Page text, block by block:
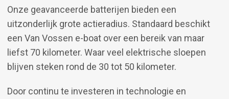
Onze geavanceerde batterijen bieden een
uitzonderlijk grote actieradius. Standaard beschikt
een Van Vossen e-boat over een bereik van maar
liefst 70 kilometer. Waar veel elektrische sloepen
blijven steken rond de 30 tot 50 kilometer.
Door continu te investeren in technologie en